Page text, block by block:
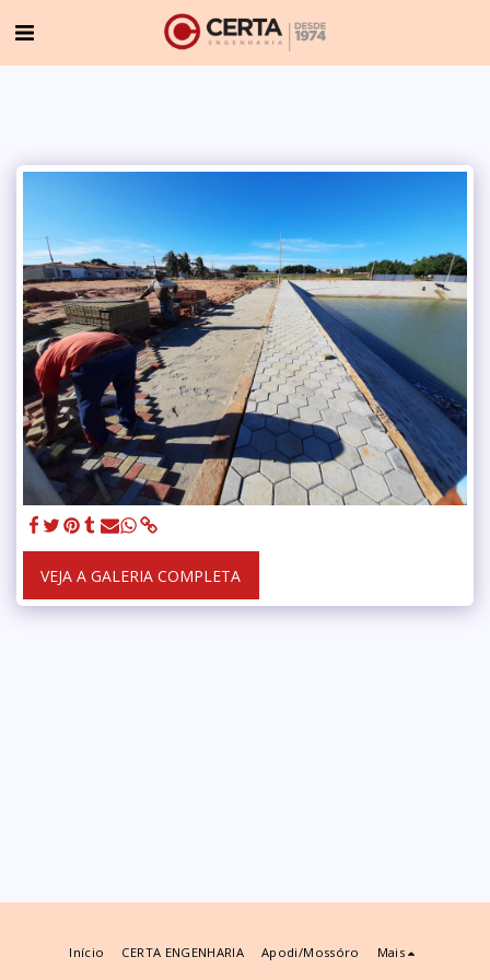
VEJA A GALERIA COMPLETA
Início CERTA ENGENHARIA Apodi/mossóro Mais